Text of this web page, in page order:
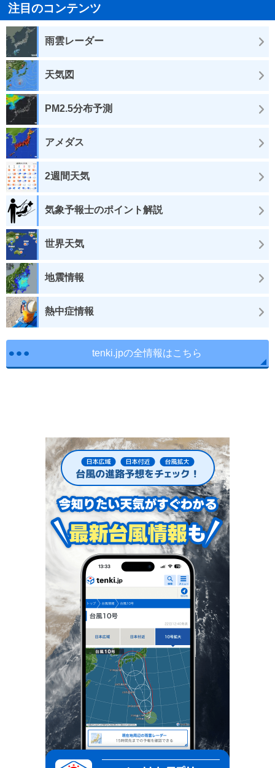
注目のコンテンツ
雨雲レーダー
天気図
PM2.5分布予測
アメダス
2週間天気
気象予報士のポイント解説
世界天気
地震情報
熱中症情報
tenki.jpの全情報はこちら